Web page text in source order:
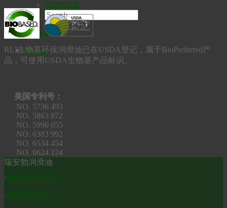
经销商加盟
English
English
RLI生物基环保润滑油已在USDA登记，属于BioPreferred产
品，可使用USDA生物基产品标识。
美国专利号：
NO. 5736 493
NO. 5863 872
NO. 5990 055
NO. 6383 992
NO. 6534 454
NO. 6624 124
瑞安勃润滑油
· 食品级润滑油
· 高温链条油